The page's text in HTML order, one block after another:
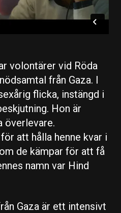
volontärer vid Röda
från Gaza. I
flicka, instängd i
Hon är
överlevare.
att hålla henne kvar i
de kämpar för att få
namn var Hind
Gaza är ett intensivt